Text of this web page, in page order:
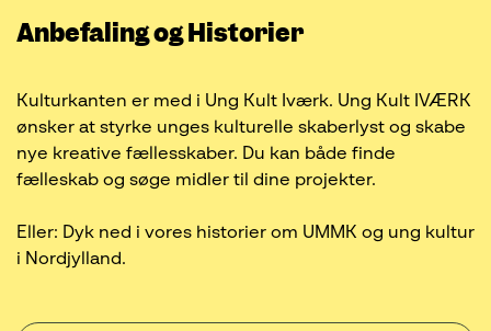
Anbefaling og Historier
Kulturkanten er med i Ung Kult Iværk. Ung Kult IVÆRK
ønsker at styrke unges kulturelle skaberlyst og skabe
nye kreative fællesskaber. Du kan både finde
fælleskab og søge midler til dine projekter.
Eller: Dyk ned i vores historier om UMMK og ung kultur
i Nordjylland.